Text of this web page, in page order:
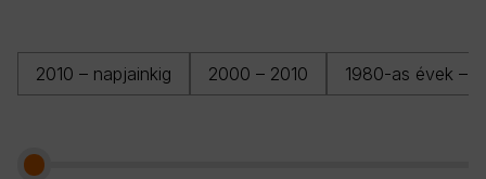
2010 – napjainkig 2000 – 2010 1980-as évek –